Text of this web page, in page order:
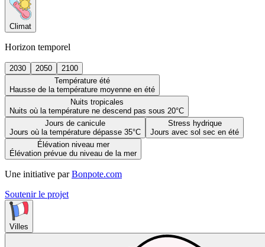
Climat
Horizon temporel
2030 2050
2100
Température été
Hausse de la température moyenne en été
Nuits tropicales
Nuits où la température ne descend pas sous 20°C
Jours de canicule
Jours où la température dépasse 35°C
Stress hydrique
Jours avec sol sec en été
Élévation niveau mer
Élévation prévue du niveau de la mer
Une initiative par Bonpote.com
Soutenir le projet
Villes